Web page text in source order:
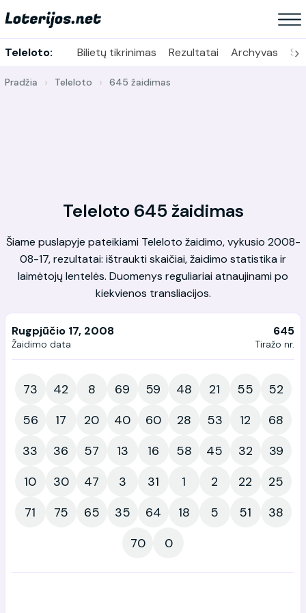
Teleloto: Bilietų tikrinimas Rezultatai Archyvas ›
Pradžia Teleloto 645 žaidimas
Teleloto 645 žaidimas
Šiame puslapyje pateikiami Teleloto žaidimo, vykusio 2008-
08-17, rezultatai: ištraukti skaičiai, žaidimo statistika ir
laimėtojų lentelės. Duomenys reguliariai atnaujinami po
kiekvienos transliacijos.
Rugpjūčio 17, 2008
Žaidimo data
645
Tiražo nr.
73 42 8 69 59 48 21 55
52
56
17 20 40 60 28 53 12
68
33
36 57 13 16 58 45 32
39
10
30 47 3 31 1 2 22
25
71
75 65 35 64 18 5 51
38
70
0